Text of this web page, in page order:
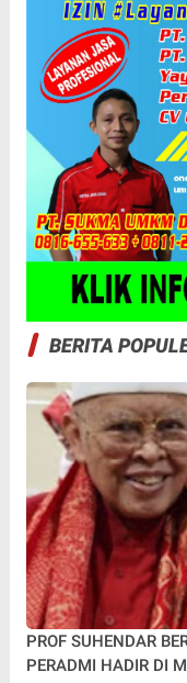
BERITA
PROF SUHENDAR
PERADMI HADIR DI